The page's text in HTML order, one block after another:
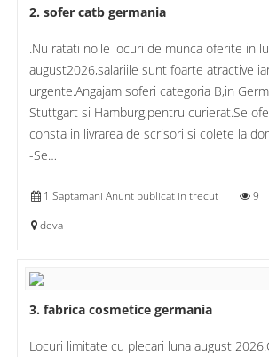
2. sofer catb germania
.Nu ratati noile locuri de munca oferite in
august2026,salariile sunt foarte atractive
urgente.Angajam soferi categoria B,in
Stuttgart si Hamburg,pentru curierat.Se
consta in livrarea de scrisori si colete la
-Se…
1 Saptamani Anunt publicat in trecut 9
deva
3. fabrica cosmetice germania
Locuri limitate cu plecari luna august